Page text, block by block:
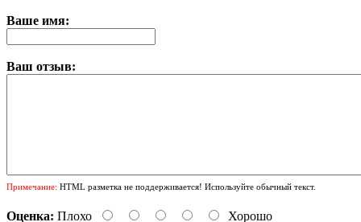
Ваше имя:
Ваш отзыв:
Примечание: HTML разметка не поддерживается! Используйте обычный текст.
Оценка: Плохо Хорошо